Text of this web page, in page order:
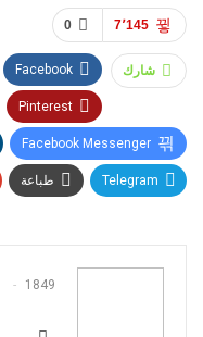
0 7٬145
شارك Facebook
Pinterest
Facebook Messenger
Telegram طباعة
1849 المشاركات